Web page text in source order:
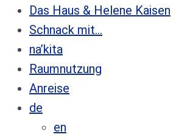
Das Haus & Helene Kaisen
Schnack mit…
na’kita
Raumnutzung
Anreise
de
en